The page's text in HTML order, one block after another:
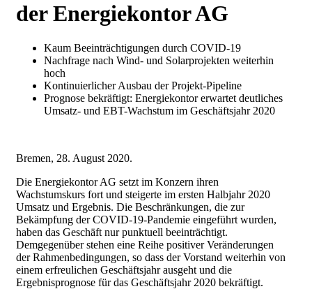
der Energiekontor AG
Kaum Beeinträchtigungen durch COVID-19
Nachfrage nach Wind- und Solarprojekten weiterhin
hoch
Kontinuierlicher Ausbau der Projekt-Pipeline
Prognose bekräftigt: Energiekontor erwartet deutliches
Umsatz- und EBT-Wachstum im Geschäftsjahr 2020
Bremen, 28. August 2020.
Die Energiekontor AG setzt im Konzern ihren
Wachstumskurs fort und steigerte im ersten Halbjahr 2020
Umsatz und Ergebnis. Die Beschränkungen, die zur
Bekämpfung der COVID-19-Pandemie eingeführt wurden,
haben das Geschäft nur punktuell beeinträchtigt.
Demgegenüber stehen eine Reihe positiver Veränderungen
der Rahmenbedingungen, so dass der Vorstand weiterhin von
einem erfreulichen Geschäftsjahr ausgeht und die
Ergebnisprognose für das Geschäftsjahr 2020 bekräftigt.